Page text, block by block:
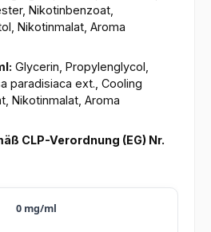
Nikotinbenzoat,
Nikotinmalat, Aroma
Glycerin, Propylenglycol,
paradisiaca ext., Cooling
Nikotinmalat, Aroma
CLP-Verordnung (EG) Nr.
0 mg/ml